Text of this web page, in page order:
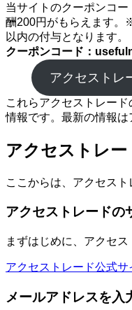
当サイトのクーポンコ
酬200円がもらえます。
以内の付与となります。
クーポンコード：
アクセストレ
これらアクセストレー
情報です。最新の情報は
アクセストレ
ここからは、アクセスト
アクセストレードの
まずはじめに、アクセス
アクセストレード公式サ
メールアドレスを入